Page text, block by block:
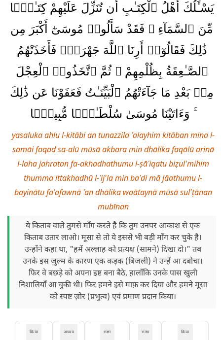
يَسْـَٔلُكَ أَهْلُ ٱلْكِتَـٰبِ أَن تُنَزِّلَ عَلَيْهِمْ كِتَـٰبًۭا
مِّنَ ٱلسَّمَآءِ ۚ فَقَدْ سَأَلُوا۟ مُوسَىٰٓ أَكْبَرَ مِن
ذَٰلِكَ فَقَالُوٓا۟ أَرِنَا ٱللَّهَ جَهْرَةًۭ فَأَخَذَتْهُمُ
ٱلصَّـٰعِقَةُ بِظُلْمِهِمْ ۚ ثُمَّ ٱتَّخَذُوا۟ ٱلْعِجْلَ
مِنۢ بَعْدِ مَا جَآءَتْهُمُ ٱلْبَيِّنَـٰتُ فَعَفَوْنَا عَن ذَٰلِكَ
ۚ وَءَاتَيْنَا مُوسَىٰ سُلْطَـٰنًۭا مُّبِينًۭا
yasaluka ahlu l-kitābi an tunazzila ʿalayhim kitāban mina l-
samāi faqad sa-alū mūsā akbara min dhālika faqālū arinā
l-laha jahratan fa-akhadhathumu l-ṣāʿiqatu biẓul'mihim
thumma ittakhadhū l-ʿij'la min baʿdi mā jāathumu l-
bayinātu faʿafawnā ʿan dhālika waātaynā mūsā sul'ṭānan
mubīnan
ये किताब वाले तुमसे माँग करते है कि तुम उनपर आकाश से एक
किताब उतार लाओ। मूसा से तो ये इससे भी बड़ी माँग कर चुके है।
उन्होंने कहा था, "हमें अल्लाह को प्रत्यक्ष (सामने) दिखा दो।" तब
उनके इस ज़ुल्म के कारण एक कड़क (बिजली) ने उन्हें आ दबोचा।
फिर वे बछड़े को अपना इष्ट बना बैठे, हालाँकि उनके पास खुली
निशालियाँ आ चुकी थी। फिर हमने इसे माफ़ कर दिया और हमने मूसा
को स्पष्ट ज़ोर (प्रभुत्व) एवं प्रमाण प्रदान किया।
क्रिया
संज्ञा
संज्ञा
अव्यय
क्रिया